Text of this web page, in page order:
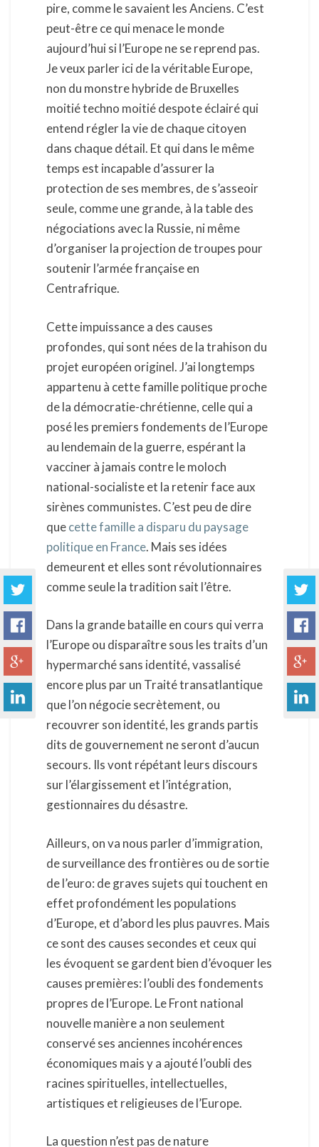
pire, comme le savaient les Anciens. C’est
peut-être ce qui menace le monde
aujourd’hui si l’Europe ne se reprend pas.
Je veux parler ici de la véritable Europe,
non du monstre hybride de Bruxelles
moitié techno moitié despote éclairé qui
entend régler la vie de chaque citoyen
dans chaque détail. Et qui dans le même
temps est incapable d’assurer la
protection de ses membres, de s’asseoir
seule, comme une grande, à la table des
négociations avec la Russie, ni même
d’organiser la projection de troupes pour
soutenir l’armée française en
Centrafrique.
Cette impuissance a des causes
profondes, qui sont nées de la trahison du
projet européen originel. J’ai longtemps
appartenu à cette famille politique proche
de la démocratie-chrétienne, celle qui a
posé les premiers fondements de l’Europe
au lendemain de la guerre, espérant la
vacciner à jamais contre le moloch
national-socialiste et la retenir face aux
sirènes communistes. C’est peu de dire
quecette famille a disparu du paysage
politique en France. Mais ses idées
demeurent et elles sont révolutionnaires
comme seule la tradition sait l’être.
Dans la grande bataille en cours qui verra
l’Europe ou disparaître sous les traits d’un
hypermarché sans identité, vassalisé
encore plus par un Traité transatlantique
que l’on négocie secrètement, ou
recouvrer son identité, les grands partis
dits de gouvernement ne seront d’aucun
secours. Ils vont répétant leurs discours
sur l’élargissement et l’intégration,
gestionnaires du désastre.
Ailleurs, on va nous parler d’immigration,
de surveillance des frontières ou de sortie
de l’euro: de graves sujets qui touchent en
effet profondément les populations
d’Europe, et d’abord les plus pauvres. Mais
ce sont des causes secondes et ceux qui
les évoquent se gardent bien d’évoquer les
causes premières: l’oubli des fondements
propres de l’Europe. Le Front national
nouvelle manière a non seulement
conservé ses anciennes incohérences
économiques mais y a ajouté l’oubli des
racines spirituelles, intellectuelles,
artistiques et religieuses de l’Europe.
La question n’est pas de nature